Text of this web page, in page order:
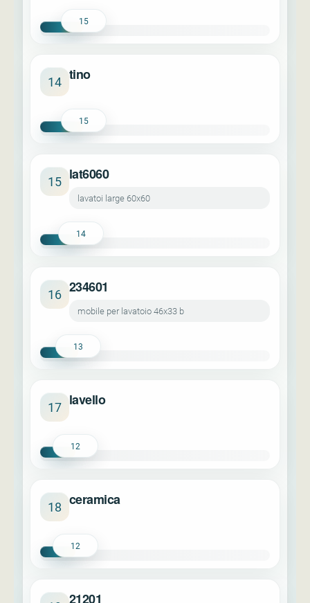
15
14 tino
15
15 lat6060
lavatoi large 60x60
14
16 234601
mobile per lavatoio 46x33 b
13
17 lavello
12
18 ceramica
12
21201